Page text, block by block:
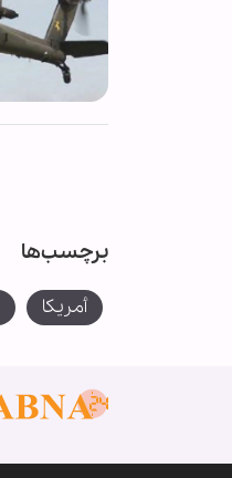
برچسب‌ها
أمريكا